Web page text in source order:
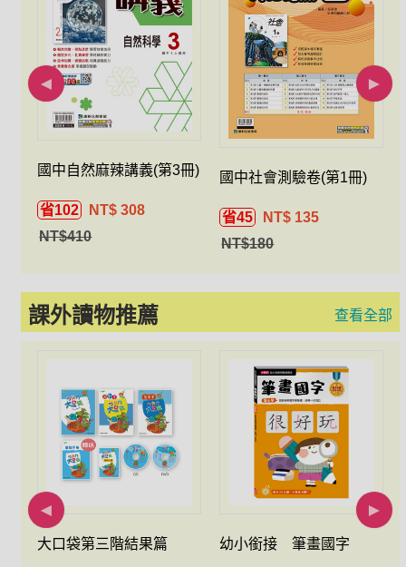
國中自然麻辣講義(第3冊)
省102
NT$ 308
NT$410
國中社會測驗卷(第1冊)
省45
NT$ 135
NT$180
課外讀物推薦 查看全部
大口袋第三階結果篇 幼小銜接 筆畫國字